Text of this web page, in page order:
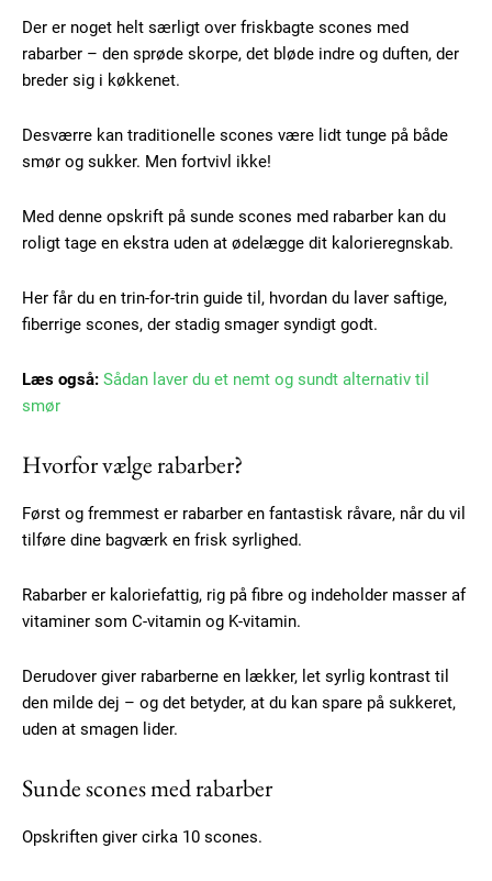
Der er noget helt særligt over friskbagte scones med
rabarber – den sprøde skorpe, det bløde indre og duften, der
breder sig i køkkenet.
Desværre kan traditionelle scones være lidt tunge på både
smør og sukker. Men fortvivl ikke!
Med denne opskrift på sunde scones med rabarber kan du
roligt tage en ekstra uden at ødelægge dit kalorieregnskab.
Her får du en trin-for-trin guide til, hvordan du laver saftige,
fiberrige scones, der stadig smager syndigt godt.
Læs også: Sådan laver du et nemt og sundt alternativ til
smør
Hvorfor vælge rabarber?
Først og fremmest er rabarber en fantastisk råvare, når du vil
tilføre dine bagværk en frisk syrlighed.
Rabarber er kaloriefattig, rig på fibre og indeholder masser af
vitaminer som C-vitamin og K-vitamin.
Derudover giver rabarberne en lækker, let syrlig kontrast til
den milde dej – og det betyder, at du kan spare på sukkeret,
uden at smagen lider.
Sunde scones med rabarber
Opskriften giver cirka 10 scones.